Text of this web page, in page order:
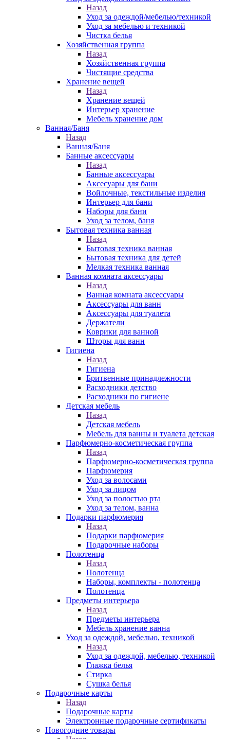
Назад
Уход за одеждой/мебелью/техникой
Уход за мебелью и техникой
Чистка белья
Хозяйственная группа
Назад
Хозяйственная группа
Чистящие средства
Хранение вещей
Назад
Хранение вещей
Интерьер хранение
Мебель хранение дом
Ванная/Баня
Назад
Ванная/Баня
Банные аксессуары
Назад
Банные аксессуары
Аксесуары для бани
Войлочные, текстильные изделия
Интерьер для бани
Наборы для бани
Уход за телом, баня
Бытовая техника ванная
Назад
Бытовая техника ванная
Бытовая техника для детей
Мелкая техника ванная
Ванная комната аксессуары
Назад
Ванная комната аксессуары
Аксессуары для ванн
Аксессуары для туалета
Держатели
Коврики для ванной
Шторы для ванн
Гигиена
Назад
Гигиена
Бритвенные принадлежности
Расходники детство
Расходники по гигиене
Детская мебель
Назад
Детская мебель
Мебель для ванны и туалета детская
Парфюмерно-косметическая группа
Назад
Парфюмерно-косметическая группа
Парфюмерия
Уход за волосами
Уход за лицом
Уход за полостью рта
Уход за телом, ванна
Подарки парфюмерия
Назад
Подарки парфюмерия
Подарочные наборы
Полотенца
Назад
Полотенца
Наборы, комплекты - полотенца
Полотенца
Предметы интерьера
Назад
Предметы интерьера
Мебель хранение ванна
Уход за одеждой, мебелью, техникой
Назад
Уход за одеждой, мебелью, техникой
Глажка белья
Стирка
Сушка белья
Подарочные карты
Назад
Подарочные карты
Электронные подарочные сертификаты
Новогодние товары